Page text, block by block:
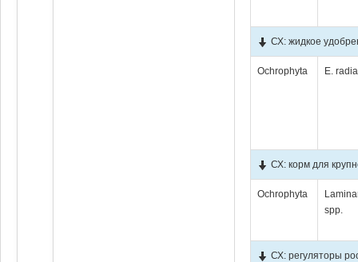
СХ: жидкое
Ochrophyta E.
СХ: корм для
Ochrophyta
spp.
СХ: регуляторы